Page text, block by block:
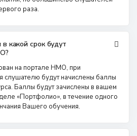
раза.
какой срок будут
на портале НМО, при
слушателю будут начислены баллы
Баллы будут зачислены в вашем
«Портфолио», в течение одного
Вашего обучения.